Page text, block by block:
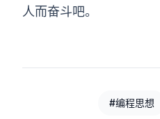
人而奋斗吧。
#编程思想